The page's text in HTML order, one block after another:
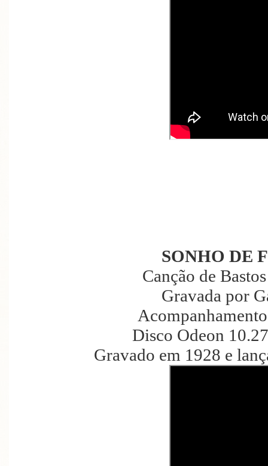
SONHO DE
Canção de
Gravada por
Disco Odeon
Gravado em 1928 e